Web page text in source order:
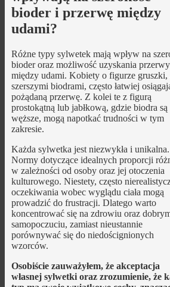
bioder i przerwę między
udami?
Różne typy sylwetek mają wpływ na
bioder oraz możliwość uzyskania przerwy
między udami. Kobiety o figurze gruszki,
szerszymi biodrami, często łatwiej
pożądaną przerwę. Z kolei te z figurą
prostokątną lub jabłkową, gdzie biodra są
węższe, mogą napotkać trudności w tym
zakresie.
Każda sylwetka jest niezwykła i unikalna.
Normy dotyczące idealnych proporcji
w zależności od osoby oraz jej otoczenia
kulturowego. Niestety, często
oczekiwania wobec wyglądu ciała mogą
prowadzić do frustracji. Dlatego warto
koncentrować się na zdrowiu oraz
samopoczuciu, zamiast nieustannie
porównywać się do niedoścignionych
wzorców.
Osobiście zauważyłem, że akceptacja
własnej sylwetki oraz zrozumienie, że